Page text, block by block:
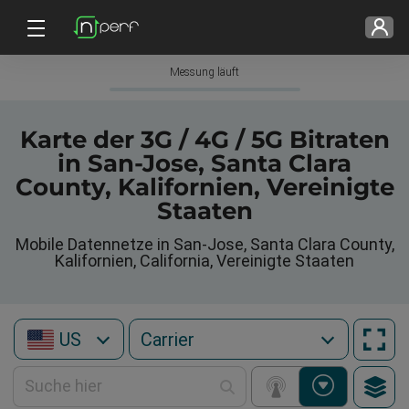
Messung läuft
Karte der 3G / 4G / 5G Bitraten
in San-Jose, Santa Clara
County, Kalifornien, Vereinigte
Staaten
Mobile Datennetze in San-Jose, Santa Clara County,
Kalifornien, California, Vereinigte Staaten
US